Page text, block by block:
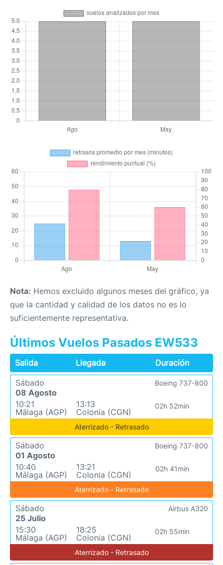
Nota: Hemos excluido algunos meses del gráfico, ya
que la cantidad y calidad de los datos no es lo
suficientemente representativa.
Últimos Vuelos Pasados EW533
Salida Llegada
Duración
Sábado
08 Agosto
10:21
Málaga (AGP)
13:13
Colonia (CGN)
02h 52min
Boeing 737-800
Aterrizado - Retrasado
Sábado
01 Agosto
10:40
Málaga (AGP)
13:21
Colonia (CGN)
02h 41min
Boeing 737-800
Aterrizado - Retrasado
Sábado
25 Julio
15:30
Málaga (AGP)
18:25
Colonia (CGN)
02h 55min
Airbus A320
Aterrizado - Retrasado